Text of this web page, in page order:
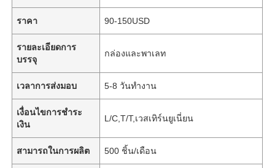
ราคา 90-150USD
รายละเอียดการ
บรรจุ
กล่องและพาเลท
เวลาการส่งมอบ 5-8 วันทำงาน
เงื่อนไขการชำระ
เงิน
L/C,T/T,เวสเทิร์นยูเนี่ยน
สามารถในการผลิต 500 ชิ้น/เดือน